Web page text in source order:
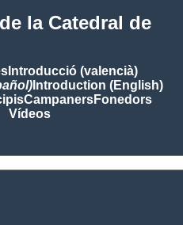
la Catedral de
Introducció (valencià)
Introduction (English)
CampanersFonedors
Vídeos